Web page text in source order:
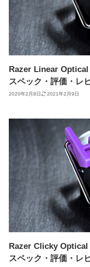
Razer Linear
スペック・評価・レ
2020年2月8日 2021年2月9日
Razer Clicky Optical
スペック・評価・レ